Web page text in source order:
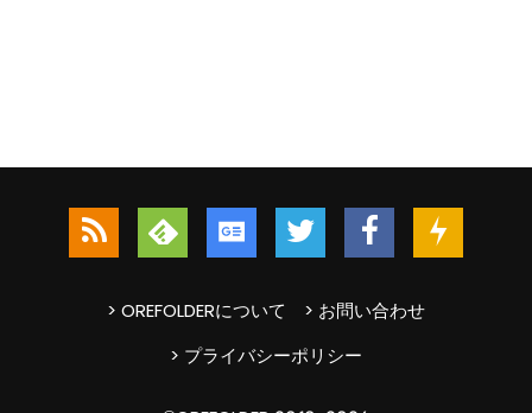
> OREFOLDERについて
> お問い合わせ
> プライバシーポリシー